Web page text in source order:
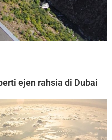
ejen rahsia di Dubai